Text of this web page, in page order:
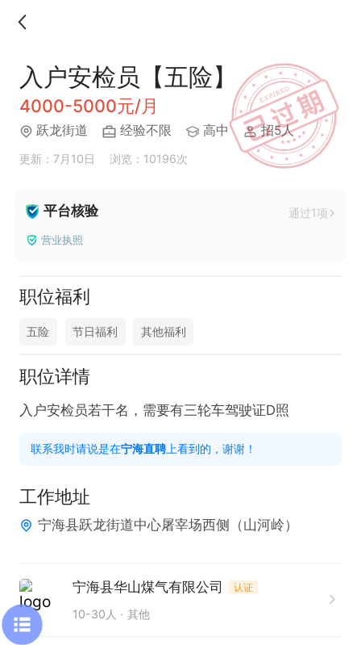
入户安检员【五险】
4000-5000元/月
跃龙街道 经验不限 高中 招5人
更新：7月10日 浏览：10196次
平台核验 通过1项
营业执照
职位福利
五险 节日福利 其他福利
职位详情
入户安检员若干名，需要有三轮车驾驶证D照
联系我时请说是在宁海直聘 上看到的，谢谢！
工作地址
宁海县跃龙街道中心屠宰场西侧（山河岭）
宁海县华山煤气有限公司 认证
10-30人 其他